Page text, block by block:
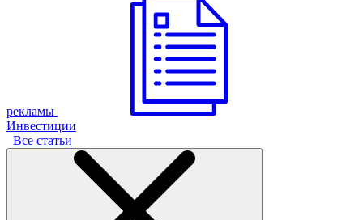
рекламы
Инвестиции
Все статьи